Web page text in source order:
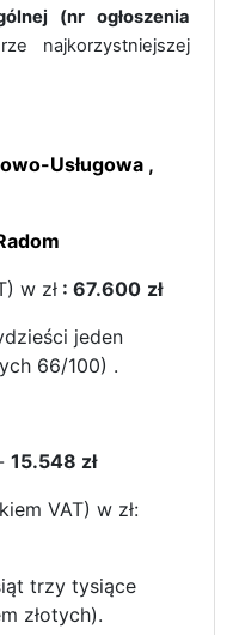
(nr ogłoszenia
najkorzystniejszej
Usługowa ,
w zł : 67.600 zł
jeden
66/100) .
15.548 zł
VAT) w zł:
trzy tysiące
złotych).